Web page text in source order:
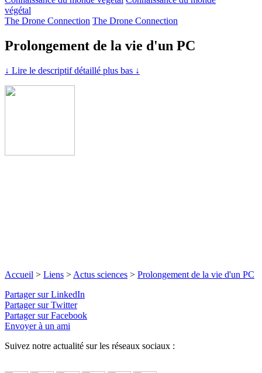
végétal
The Drone Connection The Drone Connection
Prolongement de la vie d'un PC
↓ Lire le descriptif détaillé plus bas ↓
Accueil > Liens > Actus sciences > Prolongement de la vie d'un PC
Partager sur LinkedIn
Partager sur Twitter
Partager sur Facebook
Envoyer à un ami
Suivez notre actualité sur les réseaux sociaux :